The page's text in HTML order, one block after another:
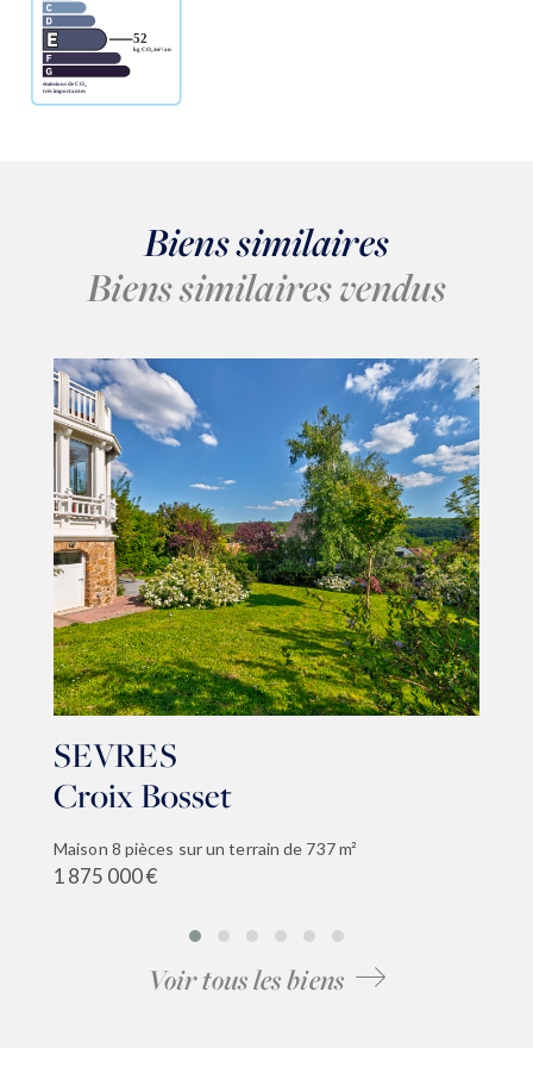
Biens similaires
Biens similaires vendus
SEVRES
Croix Bosset
Maison 8 pièces sur un terrain de 737 m²
1 875 000 €
Voir tous les biens